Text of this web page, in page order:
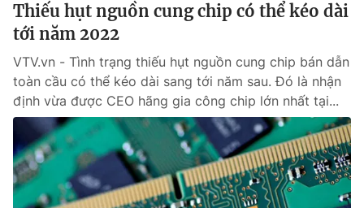
Thiếu hụt nguồn cung chip có thể kéo dài
tới năm 2022
VTV.vn - Tình trạng thiếu hụt nguồn cung chip bán dẫn
toàn cầu có thể kéo dài sang tới năm sau. Đó là nhận
định vừa được CEO hãng gia công chip lớn nhất tại...